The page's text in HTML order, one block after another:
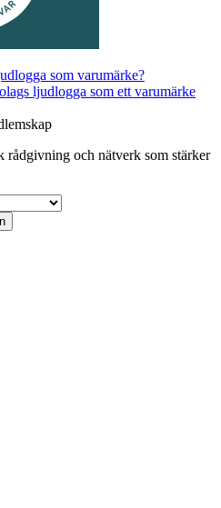
som varumärke?
ljudlogga som ett varumärke
och nätverk som stärker